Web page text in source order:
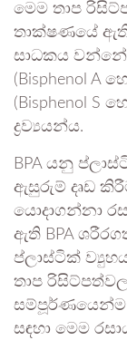
මෙම තාප
තාක්ෂණයේ
සාධකය වන්නේ
(Bisphenol A
(Bisphenol S
ද්‍රව්‍යයන්ය.
BPA යනු
ඇසුරුම් දෘඩ
යොදාගන්නා
ඇති BPA
ප්ලාස්ටික්
තාප
සම්පූර්ණයෙන්ම
සඳහා මෙම